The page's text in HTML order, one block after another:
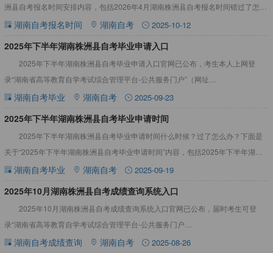
洲县自考报名时间安排内容，包括2026年4月湖南株洲县自考报名时间错过了怎么
办等，一起来看看吧！2026年4月湖南株洲县自考报名
湖南自考报名时间 湖南自考 2025-10-12
2025年下半年湖南株洲县自考毕业申请入口
2025年下半年湖南株洲县自考毕业申请入口官网已公布，考生本人上网登
录“湖南省高等教育自学考试综合管理平台-公共服务门户”（网址
https://nzkks.hneao.cn），按要求上传相关资料，申请
湖南自考毕业 湖南自考 2025-09-23
2025年下半年湖南株洲县自考毕业申请时间
2025年下半年湖南株洲县自考毕业申请时间什么时候？过了怎么办？下面是
关于“2025年下半年湖南株洲县自考毕业申请时间”内容，包括2025年下半年湖南
株洲县自考毕业申请时间过了怎么办等，详情见下：20
湖南自考毕业 湖南自考 2025-09-19
2025年10月湖南株洲县自考成绩查询系统入口
2025年10月湖南株洲县自考成绩查询系统入口官网已公布，届时考生可登
录“湖南省高等教育自学考试综合管理平台-公共服务门户
（https://nzkks.hneao.cn/student_anon/ho
湖南自考成绩查询 湖南自考 2025-08-26